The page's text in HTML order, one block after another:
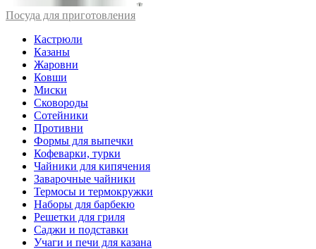
Посуда для приготовления
Кастрюли
Казаны
Жаровни
Ковши
Миски
Сковороды
Сотейники
Противни
Формы для выпечки
Кофеварки, турки
Чайники для кипячения
Заварочные чайники
Термосы и термокружки
Наборы для барбекю
Решетки для гриля
Саджи и подставки
Учаги и печи для казана